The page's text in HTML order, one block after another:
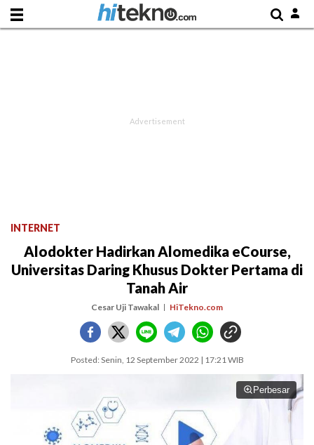
INTERNET
Alodokter Hadirkan Alomedika eCourse,
Universitas Daring Khusus Dokter Pertama di
Tanah Air
Cesar Uji Tawakal HiTekno.com
Posted: Senin, 12 September 2022 | 17:21 WIB
Perbesar